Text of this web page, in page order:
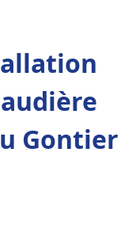
Gontier